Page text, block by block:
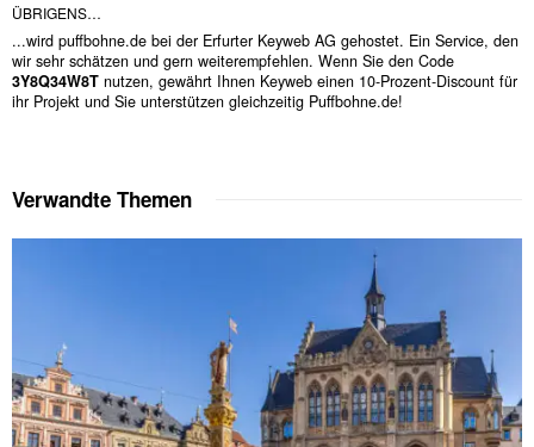
ÜBRIGENS…
...wird puffbohne.de bei der Erfurter Keyweb AG gehostet. Ein Service, den
wir sehr schätzen und gern weiterempfehlen. Wenn Sie den Code
3Y8Q34W8T nutzen, gewährt Ihnen Keyweb einen 10-Prozent-Discount für
ihr Projekt und Sie unterstützen gleichzeitig Puffbohne.de!
Verwandte Themen